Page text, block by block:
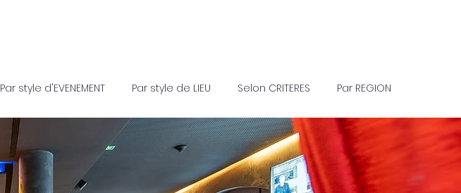
Par style d'EVENEMENT Par style de LIEU Selon CRITERES Par REGION